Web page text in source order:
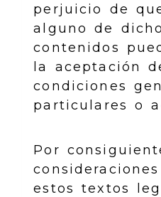
perjuicio de
alguno de
contenidos
la aceptación
condiciones
particulares o
Por
estos textos